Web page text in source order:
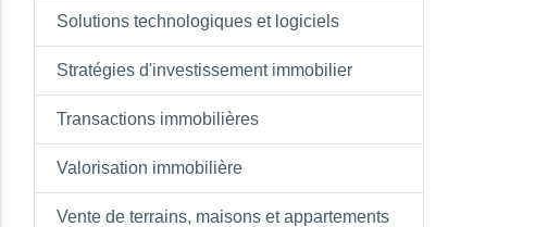
Solutions technologiques et logiciels
Stratégies d'investissement immobilier
Transactions immobilières
Valorisation immobilière
Vente de terrains, maisons et appartements